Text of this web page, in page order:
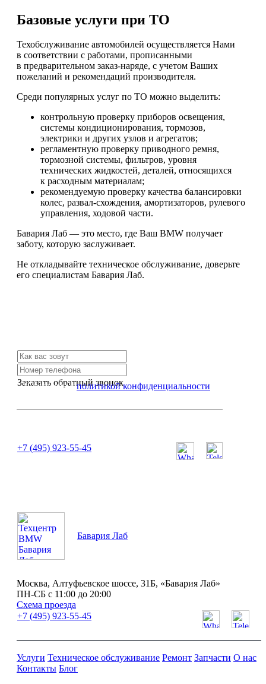
Базовые услуги при ТО
Техобслуживание автомобилей осуществляется Нами
в соответствии с работами, прописанными
в предварительном заказ-наряде, с учетом Ваших
пожеланий и рекомендаций производителя.
Среди популярных услуг по ТО можно выделить:
контрольную проверку приборов освещения,
системы кондиционирования, тормозов,
электрики и других узлов и агрегатов;
регламентную проверку приводного ремня,
тормозной системы, фильтров, уровня
технических жидкостей, деталей, относящихся
к расходным материалам;
рекомендуемую проверку качества балансировки
колес, развал-схождения, амортизаторов, рулевого
управления, ходовой части.
Бавария Лаб — это место, где Ваш BMW получает
заботу, которую заслуживает.
Не откладывайте техническое обслуживание, доверьте
его специалистам Бавария Лаб.
Заказать обратный звонок
Я согласен сполитикой конфиденциальности
+7 (495) 923-55-45
Бавария Лаб
Москва, Алтуфьевское шоссе, 31Б, «Бавария Лаб»
ПН-СБ с 11:00 до 20:00
Схема проезда
+7 (495) 923-55-45
Услуги Техническое обслуживание Ремонт Запчасти О нас
Контакты Блог